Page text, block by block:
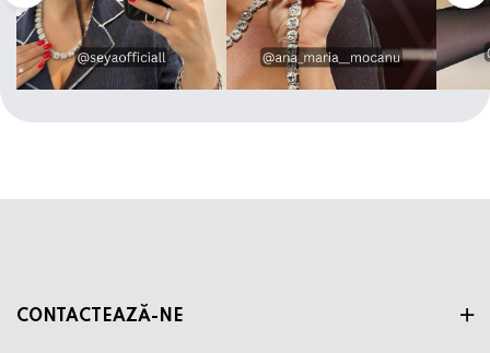
CONTACTEAZĂ-NE